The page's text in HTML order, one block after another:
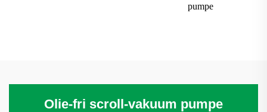
pumpe
Olie-fri scroll-vakuum pumpe